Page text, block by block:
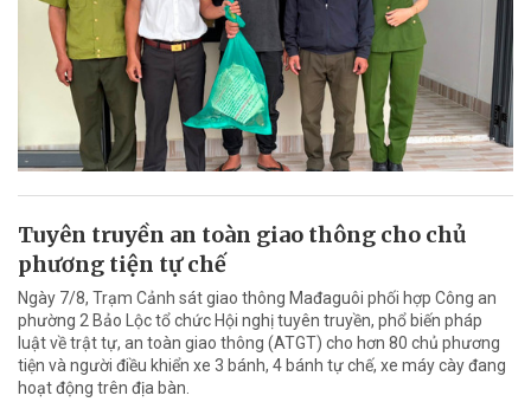
Tuyên truyền an toàn giao thông cho chủ
phương tiện tự chế
Ngày 7/8, Trạm Cảnh sát giao thông Mađaguôi phối hợp Công an
phường 2 Bảo Lộc tổ chức Hội nghị tuyên truyền, phổ biến pháp
luật về trật tự, an toàn giao thông (ATGT) cho hơn 80 chủ phương
tiện và người điều khiển xe 3 bánh, 4 bánh tự chế, xe máy cày đang
hoạt động trên địa bàn.